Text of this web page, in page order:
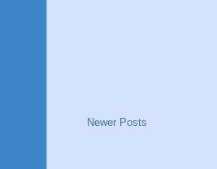
Newer Posts